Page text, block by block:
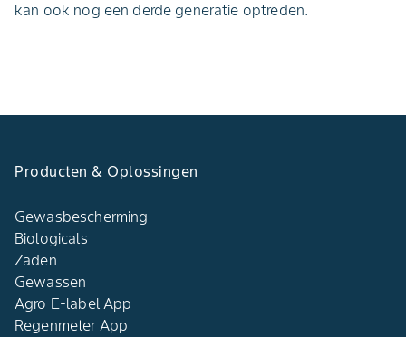
kan ook nog een derde generatie optreden.
Producten & Oplossingen
Gewasbescherming
Biologicals
Zaden
Gewassen
Agro E-label App
Regenmeter App